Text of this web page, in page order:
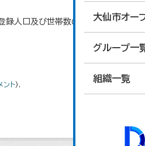
大仙市オー
グループ一
組織一覧
人口及び世帯数の推移」のデータを
ント).